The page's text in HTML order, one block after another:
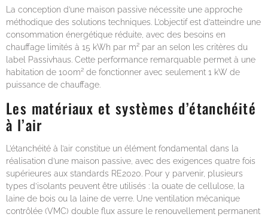
La conception d’une maison passive nécessite une approche
méthodique des solutions techniques. L’objectif est d’atteindre une
consommation énergétique réduite, avec des besoins en
chauffage limités à 15 kWh par m² par an selon les critères du
label Passivhaus. Cette performance remarquable permet à une
habitation de 100m² de fonctionner avec seulement 1 kW de
puissance de chauffage.
Les matériaux et systèmes d’étanchéité
à l’air
L’étanchéité à l’air constitue un élément fondamental dans la
réalisation d’une maison passive, avec des exigences quatre fois
supérieures aux standards RE2020. Pour y parvenir, plusieurs
types d’isolants peuvent être utilisés : la ouate de cellulose, la
laine de bois ou la laine de verre. Une ventilation mécanique
contrôlée (VMC) double flux assure le renouvellement permanent